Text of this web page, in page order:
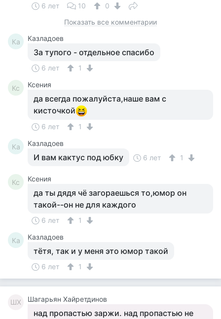
6 лет 10
0
Показать все комментарии
Ка Казладоев
За тупого - отдельное спасибо
6 лет 1
Кс Ксения
да всегда пожалуйста,наше вам с
кисточкой
6 лет 1
Ка Казладоев
И вам кактус под юбку 6 лет 1
Кс Ксения
да ты дядя чё загораешься то,юмор он
такой--он не для каждого
6 лет 1
Ка Казладоев
тётя, так и у меня это юмор такой
6 лет 1
ШХ Шагарьян Хайретдинов
над пропастью заржи. над пропастью не